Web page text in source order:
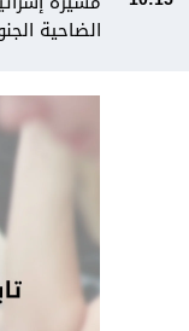
الضاحية